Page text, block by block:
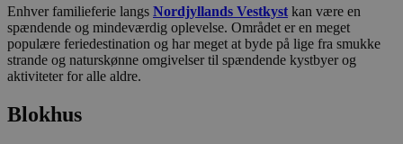
Enhver familieferie langs Nordjyllands Vestkyst kan være en
spændende og mindeværdig oplevelse. Området er en meget
populære feriedestination og har meget at byde på lige fra smukke
strande og naturskønne omgivelser til spændende kystbyer og
aktiviteter for alle aldre.
Blokhus